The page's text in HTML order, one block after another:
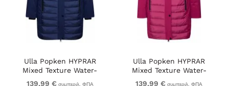
Ulla Popken HYPRAR
Mixed Texture Water-
Repellent Jacket Night
139,99 € συμπεριλ. ΦΠΑ
Ulla Popken HYPRAR
Mixed Texture Water-
Repellent Jacket Ruby
139,99 € συμπεριλ. ΦΠΑ